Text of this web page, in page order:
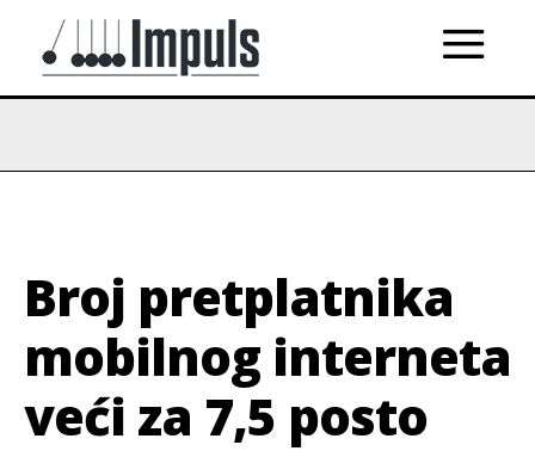
Broj pretplatnika
mobilnog interneta
veći za 7,5 posto